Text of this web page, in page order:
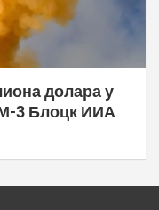
долара у
3 Блоцк ИИА